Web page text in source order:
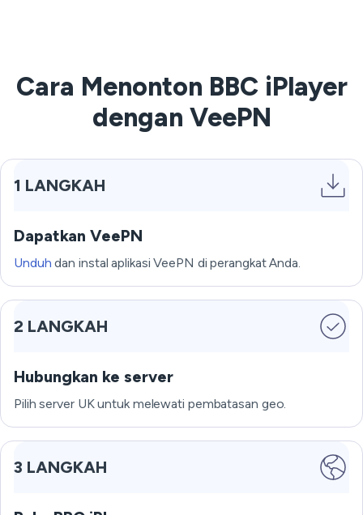
Cara Menonton BBC iPlayer
dengan VeePN
1 LANGKAH
Dapatkan VeePN
Unduh dan instal aplikasi VeePN di perangkat Anda.
2 LANGKAH
Hubungkan ke server
Pilih server UK untuk melewati pembatasan geo.
3 LANGKAH